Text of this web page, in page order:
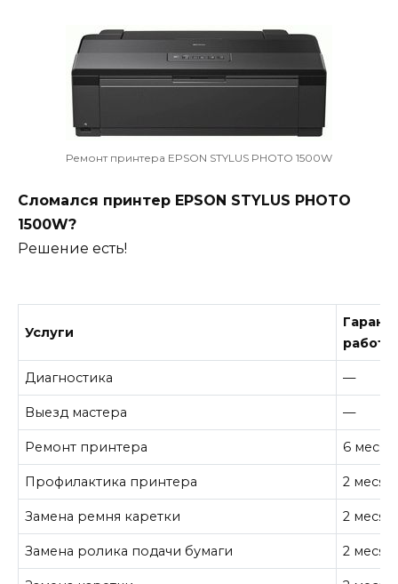
Ремонт принтера EPSON STYLUS PHOTO 1500W
Сломался принтер EPSON STYLUS PHOTO
1500W?
Решение есть!
Услуги
работу
Диагностика —
Выезд мастера —
Ремонт принтера 6
Профилактика принтера 2
Замена ремня каретки 2
Замена ролика подачи бумаги 2